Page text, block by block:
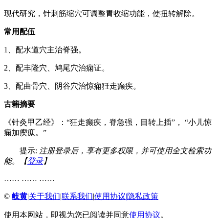
现代研究，针刺筋缩穴可调整胃收缩功能，使扭转解除。
常用配伍
1、配水道穴主治脊强。
2、配丰隆穴、鸠尾穴治痫证。
3、配曲骨穴、阴谷穴治惊痫狅走癫疾。
古籍摘要
《针灸甲乙经》：“狂走癫疾，脊急强，目转上插”， “小儿惊
痫加瘈疭。”
提示: 注册登录后，享有更多权限，并可使用全文检索功
能。【登录】
…… …… ……
© 岐黄|关于我们|联系我们|使用协议|隐私政策
使用本网站，即视为您已阅读并同意使用协议。